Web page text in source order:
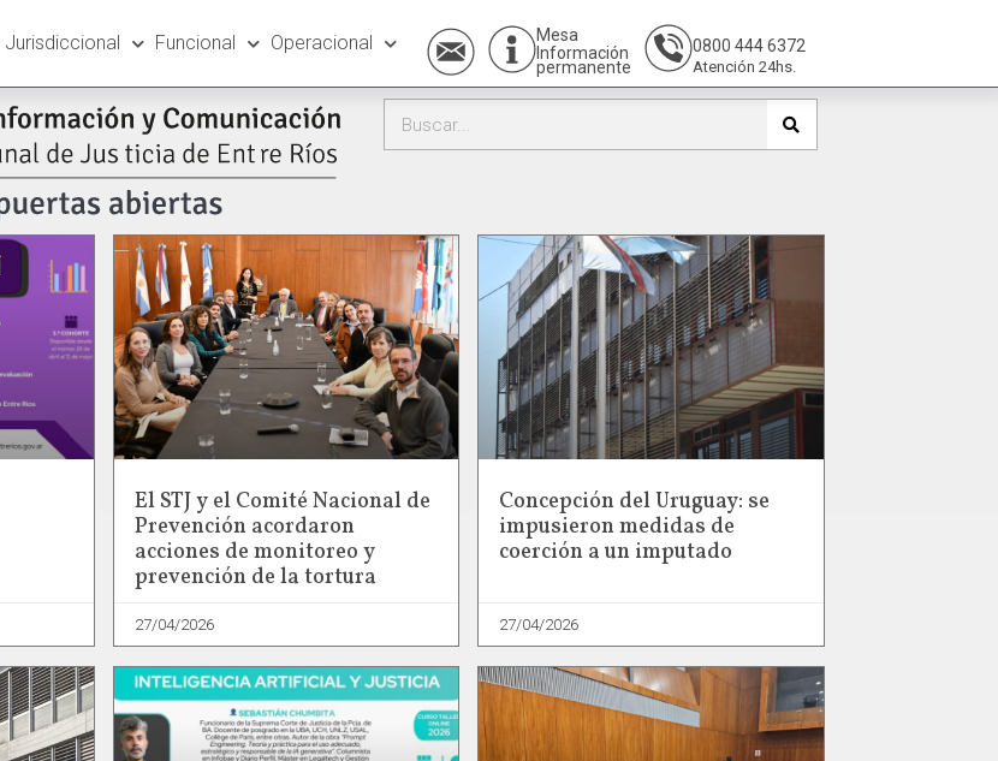
Jurisdiccional Funcional Operacional
Mesa
Información
permanente
0800 444 6372
Atención 24hs.
El STJ y el Comité Nacional de
Prevención acordaron
acciones de monitoreo y
prevención de la tortura
27/04/2026
Concepción del Uruguay: se
impusieron medidas de
coerción a un imputado
27/04/2026